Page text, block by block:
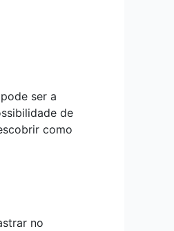
ser a
de
como
no